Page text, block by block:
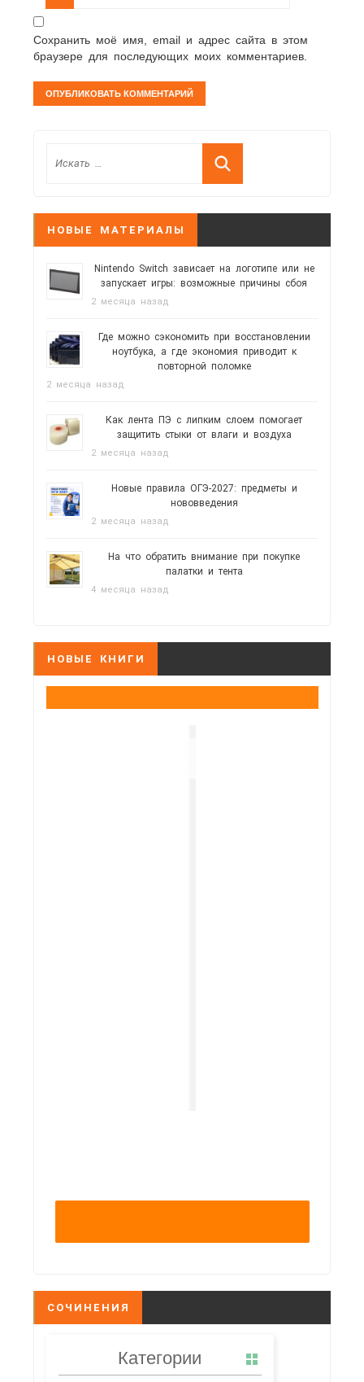
Сохранить моё имя, email и адрес сайта в этом
браузере для последующих моих комментариев.
НОВЫЕ МАТЕРИАЛЫ
Nintendo Switch зависает на логотипе или не
запускает игры: возможные причины сбоя
2 месяца назад
Где можно сэкономить при восстановлении
ноутбука, а где экономия приводит к
повторной поломке
2 месяца назад
Как лента ПЭ с липким слоем помогает
защитить стыки от влаги и воздуха
2 месяца назад
Новые правила ОГЭ-2027: предметы и
нововведения
2 месяца назад
На что обратить внимание при покупке
палатки и тента
4 месяца назад
НОВЫЕ КНИГИ
СОЧИНЕНИЯ
Категории